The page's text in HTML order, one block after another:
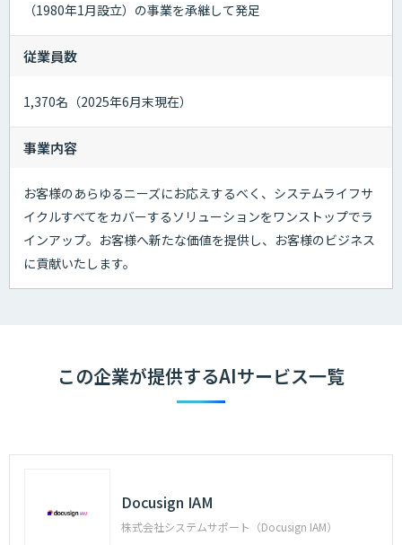
（1980年1月設立）の事業を承継して発足
従業員数
1,370名（2025年6月末現在）
事業内容
お客様のあらゆるニーズにお応えするべく、システムライフサ
イクルすべてをカバーするソリューションをワンストップでラ
インアップ。お客様へ新たな価値を提供し、お客様のビジネス
に貢献いたします。
この企業が提供するAIサービス一覧
Docusign IAM
株式会社システムサポート（Docusign IAM）